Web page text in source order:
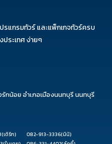
รแกรมทัวร์ และแพ็กเกจทัวร์ครบ
ประเทศ ง่ายๆ
กน้อย อำเภอเมืองนนทบุรี นนทบุรี
(เติร์ก) 082-913-3336(นินิ)